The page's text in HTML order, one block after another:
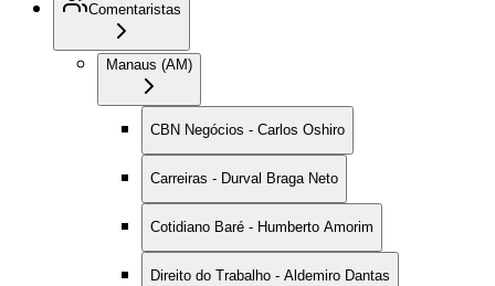
Comentaristas
Manaus (AM)
CBN Negócios - Carlos Oshiro
Carreiras - Durval Braga Neto
Cotidiano Baré - Humberto Amorim
Direito do Trabalho - Aldemiro Dantas